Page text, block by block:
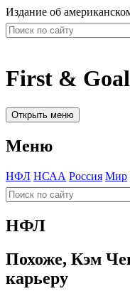
Издание об
First & Goal
Открыть меню
Меню
НФЛ НСАА Россия Мир
НФЛ
Похоже, Кэм
карьеру